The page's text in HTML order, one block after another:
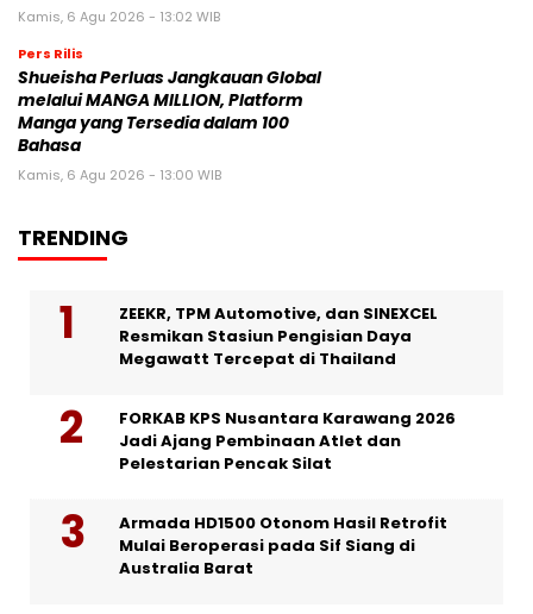
Kamis, 6 Agu 2026 - 13:02 WIB
Pers Rilis
Shueisha Perluas Jangkauan Global
melalui MANGA MILLION, Platform
Manga yang Tersedia dalam 100
Bahasa
Kamis, 6 Agu 2026 - 13:00 WIB
TRENDING
ZEEKR, TPM Automotive, dan SINEXCEL
Resmikan Stasiun Pengisian Daya
Megawatt Tercepat di Thailand
FORKAB KPS Nusantara Karawang 2026
Jadi Ajang Pembinaan Atlet dan
Pelestarian Pencak Silat
Armada HD1500 Otonom Hasil Retrofit
Mulai Beroperasi pada Sif Siang di
Australia Barat